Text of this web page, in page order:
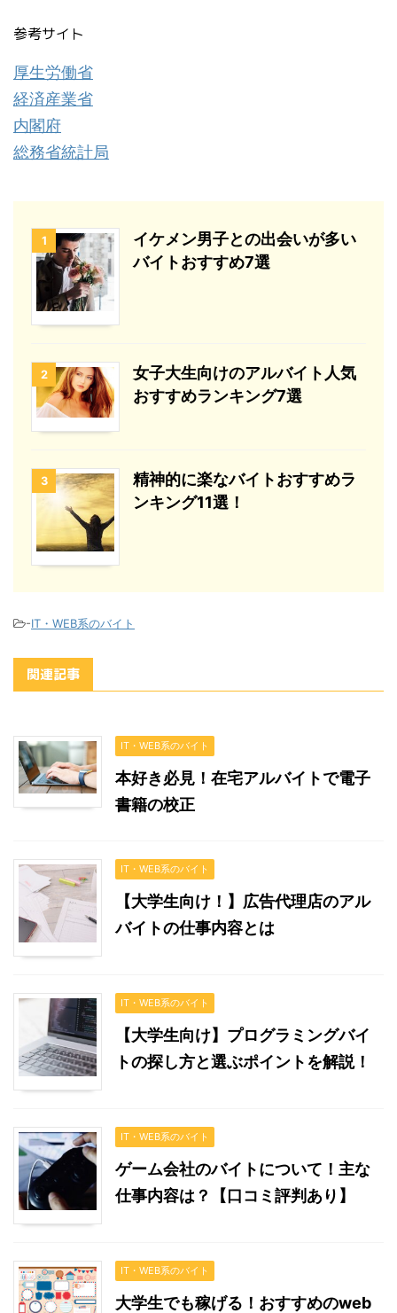
参考サイト
厚生労働省
経済産業省
内閣府
総務省統計局
1
イケメン男子との出会いが多い
バイトおすすめ7選
2
女子大生向けのアルバイト人気
おすすめランキング7選
3
精神的に楽なバイトおすすめラ
ンキング11選！
-IT・WEB系のバイト
関連記事
IT・WEB系のバイト
本好き必見！在宅アルバイトで電子
書籍の校正
IT・WEB系のバイト
【大学生向け！】広告代理店のアル
バイトの仕事内容とは
IT・WEB系のバイト
【大学生向け】プログラミングバイ
トの探し方と選ぶポイントを解説！
IT・WEB系のバイト
ゲーム会社のバイトについて！主な
仕事内容は？【口コミ評判あり】
IT・WEB系のバイト
大学生でも稼げる！おすすめのweb